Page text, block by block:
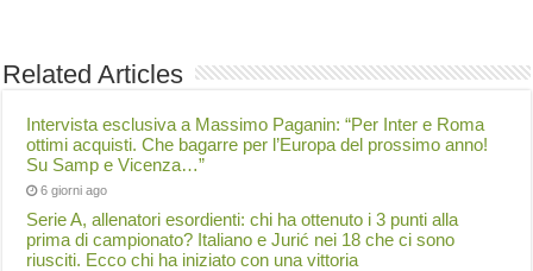
Related Articles
Intervista esclusiva a Massimo Paganin: “Per Inter e Roma
ottimi acquisti. Che bagarre per l’Europa del prossimo anno!
Su Samp e Vicenza…”
6 giorni ago
Serie A, allenatori esordienti: chi ha ottenuto i 3 punti alla
prima di campionato? Italiano e Jurić nei 18 che ci sono
riusciti. Ecco chi ha iniziato con una vittoria